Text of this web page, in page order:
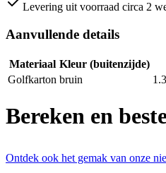
Levering uit voorraad circa 2
Aanvullende details
Materiaal Kleur (buitenzijde)
Golfkarton bruin
Bereken en
Ontdek ook het gemak van onze